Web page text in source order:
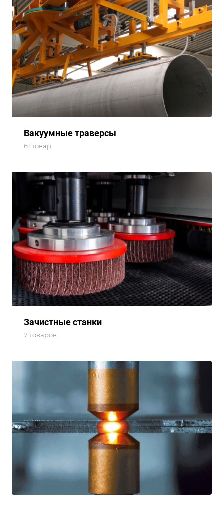
Вакуумные траверсы
61 товар
Зачистные станки
7 товаров